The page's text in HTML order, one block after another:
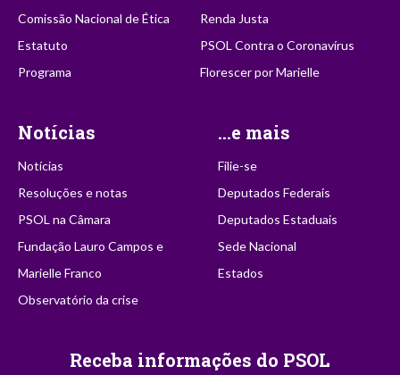
Comissão Nacional de Ética
Estatuto
Programa
Renda Justa
PSOL Contra o Coronavírus
Florescer por Marielle
Notícias
Notícias
Resoluções e notas
PSOL na Câmara
Fundação Lauro Campos e
Marielle Franco
Observatório da crise
...e mais
Filie-se
Deputados Federais
Deputados Estaduais
Sede Nacional
Estados
Receba informações do PSOL